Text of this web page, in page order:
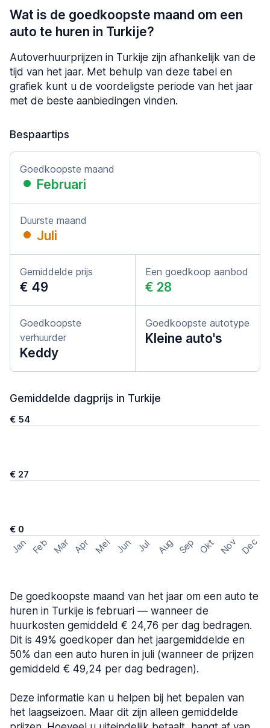
Wat is de goedkoopste maand om een
auto te huren in Turkije?
Autoverhuurprijzen in Turkije zijn afhankelijk van de
tijd van het jaar. Met behulp van deze tabel en
grafiek kunt u de voordeligste periode van het jaar
met de beste aanbiedingen vinden.
Bespaartips
Goedkoopste maand
Februari
Duurste maand
Juli
Gemiddelde prijs
€ 49
Een goedkoop aanbod
€ 28
Goedkoopste
verhuurder
Keddy
Goedkoopste autotype
Kleine auto's
Gemiddelde dagprijs in Turkije
€ 54
€ 27
€ 0
Jan Feb Mar Apr Mei Jun Jul Aug Sep Okt Nov Dec
De goedkoopste maand van het jaar om een auto te
huren in Turkije is februari — wanneer de
huurkosten gemiddeld € 24,76 per dag bedragen.
Dit is 49% goedkoper dan het jaargemiddelde en
50% dan een auto huren in juli (wanneer de prijzen
gemiddeld € 49,24 per dag bedragen).
Deze informatie kan u helpen bij het bepalen van
het laagseizoen. Maar dit zijn alleen gemiddelde